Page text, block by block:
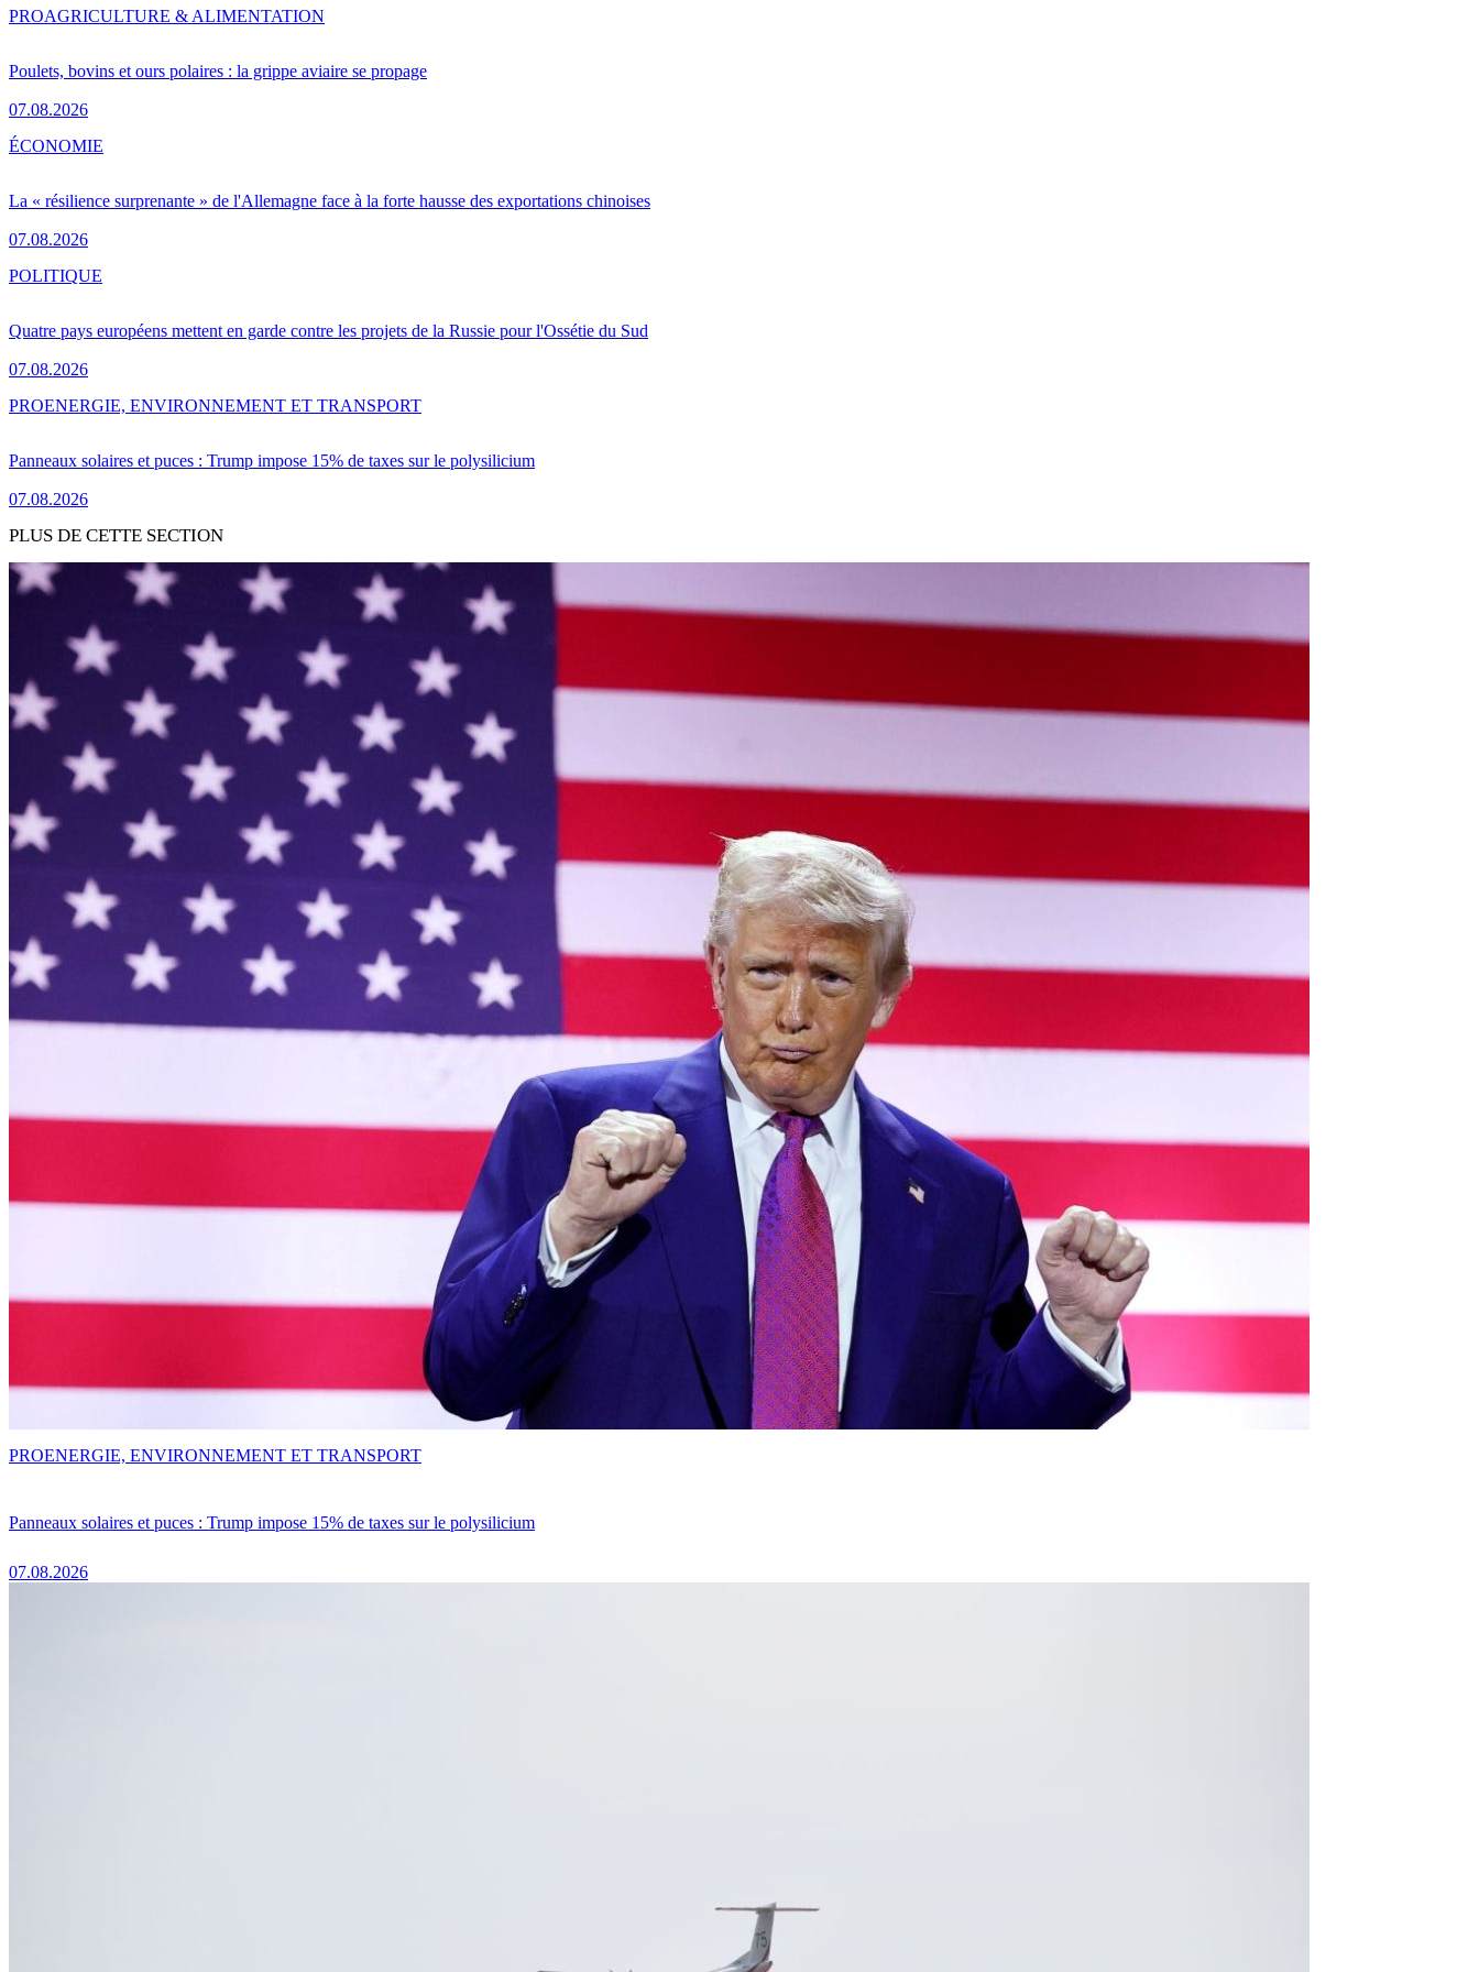
Poulets, bovins et ours polaires : la grippe aviaire se propage
07.08.2026
PROAGRICULTURE & ALIMENTATION
La « résilience surprenante » de l'Allemagne face à la forte hausse des exportations chinoises
07.08.2026
ÉCONOMIE
Quatre pays européens mettent en garde contre les projets de la Russie pour l'Ossétie du Sud
07.08.2026
POLITIQUE
Panneaux solaires et puces : Trump impose 15% de taxes sur le polysilicium
07.08.2026
PROENERGIE, ENVIRONNEMENT ET TRANSPORT
PLUS DE CETTE SECTION
Panneaux solaires et puces : Trump impose 15% de taxes sur le polysilicium
07.08.2026
PROENERGIE, ENVIRONNEMENT ET TRANSPORT